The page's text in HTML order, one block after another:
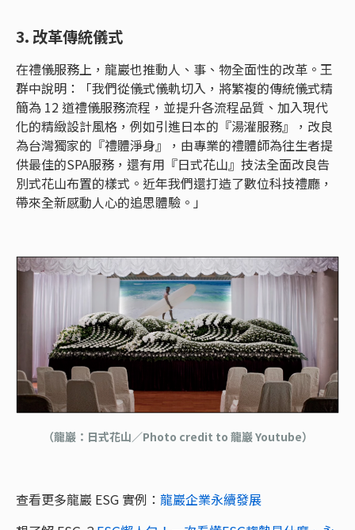
3. 改革傳統儀式
在禮儀服務上，龍巖也推動人、事、物全面性的改革。王
群中說明：「我們從儀式儀軌切入，將繁複的傳統儀式精
簡為 12 道禮儀服務流程，並提升各流程品質、加入現代
化的精緻設計風格，例如引進日本的『湯灌服務』，改良
為台灣獨家的『禮體淨身』，由專業的禮體師為往生者提
供最佳的SPA服務，還有用『日式花山』技法全面改良告
別式花山布置的樣式。近年我們還打造了數位科技禮廳，
帶來全新感動人心的追思體驗。」
（龍巖：日式花山／Photo credit to 龍巖 Youtube）
查看更多龍巖 ESG 實例： 龍巖企業永續發展